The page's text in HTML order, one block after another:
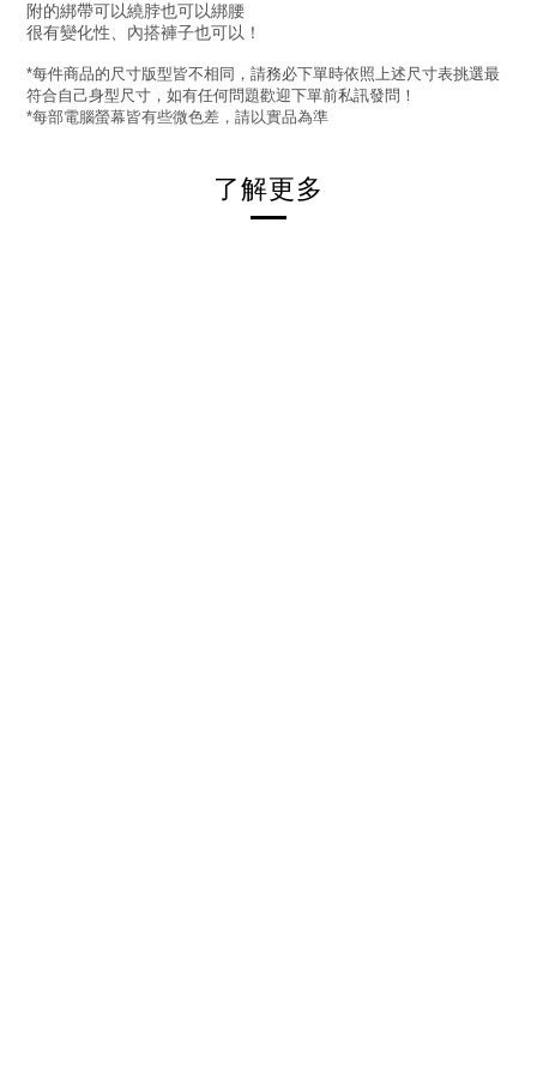
附的綁帶可以繞脖也可以綁腰
很有變化性、內搭褲子也可以！
*每件商品的尺寸版型皆不相同，請務必下單時依照上述尺寸表挑選最
符合自己身型尺寸，如有任何問題歡迎下單前私訊發問！
*每部電腦螢幕皆有些微色差，請以實品為準
了解更多